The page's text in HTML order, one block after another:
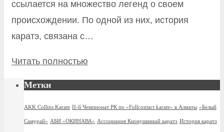
ссылается на множество легенд о своем
происхождении. По одной из них, история
каратэ, связана с…
Читать полностью
Метки
AKK Collins Karate II-й Чемпионат РК по «Fullcontact karate» в Алматы «Белый
Самурай» АБИ «ОКИНАВА» Ассоциация Киокушинкай каратэ История каратэ